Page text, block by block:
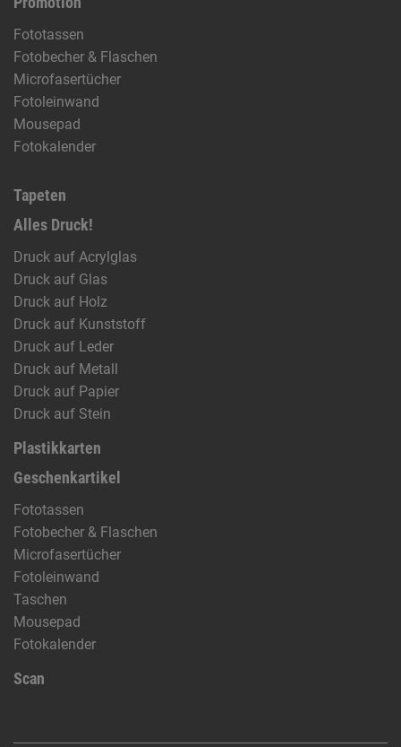
Fototassen
Fotobecher & Flaschen
Microfasertücher
Fotoleinwand
Mousepad
Fotokalender
Tapeten
Alles Druck!
Druck auf Acrylglas
Druck auf Glas
Druck auf Holz
Druck auf Kunststoff
Druck auf Leder
Druck auf Metall
Druck auf Papier
Druck auf Stein
Plastikkarten
Geschenkartikel
Fototassen
Fotobecher & Flaschen
Microfasertücher
Fotoleinwand
Taschen
Mousepad
Fotokalender
Scan